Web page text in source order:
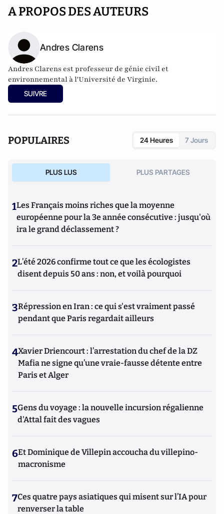
A PROPOS DES AUTEURS
Andres Clarens
Andres Clarens est professeur de génie civil et
environnemental à l'Université de Virginie.
SUIVRE
POPULAIRES 24 Heures 7 Jours
PLUS LUS PLUS PARTAGES
1Les Français moins riches que la moyenne
européenne pour la 3e année consécutive : jusqu'où
ira le grand déclassement ?
2L’été 2026 confirme tout ce que les écologistes
disent depuis 50 ans : non, et voilà pourquoi
3Répression en Iran : ce qui s'est vraiment passé
pendant que Paris regardait ailleurs
4Xavier Driencourt : l’arrestation du chef de la DZ
Mafia ne signe qu’une vraie-fausse détente entre
Paris et Alger
5Gens du voyage : la nouvelle incursion régalienne
d'Attal fait des vagues
6Et Dominique de Villepin accoucha du villepino-
macronisme
7Ces quatre pays asiatiques qui misent sur l’IA pour
renverser la table